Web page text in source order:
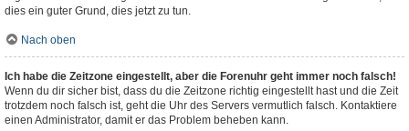
dies ein guter Grund, dies jetzt zu tun.
Nach oben
Ich habe die Zeitzone eingestellt, aber die Forenuhr geht immer noch falsch!
Wenn du dir sicher bist, dass du die Zeitzone richtig eingestellt hast und die Zeit
trotzdem noch falsch ist, geht die Uhr des Servers vermutlich falsch. Kontaktiere
einen Administrator, damit er das Problem beheben kann.